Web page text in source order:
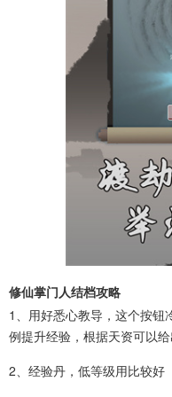
修仙掌门人结档攻略
1、用好悉心教导，这个按钮
例提升经验，根据天资可以
2、经验丹，低等级用比较好